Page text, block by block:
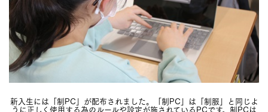
新入生には「制PC」が配布されました。「制PC」は「制服」と同じよ
うに正しく使用する為のルールや設定が施されているPCです。制PCは